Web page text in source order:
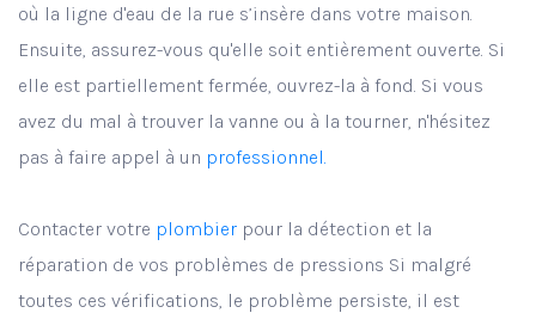
où la ligne d'eau de la rue s’insère dans votre maison.
Ensuite, assurez-vous qu'elle soit entièrement ouverte. Si
elle est partiellement fermée, ouvrez-la à fond. Si vous
avez du mal à trouver la vanne ou à la tourner, n'hésitez
pas à faire appel à un professionnel.
Contacter votre plombier pour la détection et la
réparation de vos problèmes de pressions Si malgré
toutes ces vérifications, le problème persiste, il est